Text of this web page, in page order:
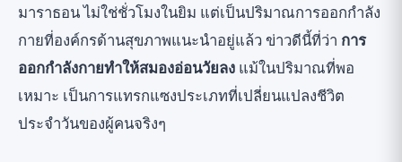
สิ่งที่ควรนำไปใช้จากงานวิจัย
มุมมองที่กว้างขึ้น
มาราธอน ไม่ใช่ชั่วโมงในยิม แต่เป็นปริมาณการออกกำลัง
กายที่องค์กรด้านสุขภาพแนะนำอยู่แล้ว ข่าวดีนี้ที่ว่า การ
ออกกำลังกายทำให้สมองอ่อนวัยลง แม้ในปริมาณที่พอ
เหมาะ เป็นการแทรกแซงประเภทที่เปลี่ยนแปลงชีวิต
ประจำวันของผู้คนจริงๆ